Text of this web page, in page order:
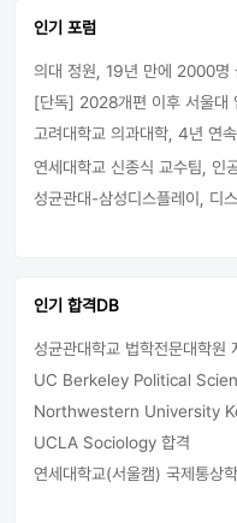
인기 포럼
의대 정원, 19년 만에 2000
[단독] 2028개편 이후 서울대
성균관대-삼성디스플레이, 디
인기 합격DB
성균관대학교 법학전문대학원
UC Berkeley Political
Northwestern University
UCLA Sociology 합격
연세대학교(서울캠) 국제통상